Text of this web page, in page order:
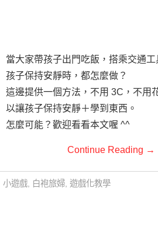
當大家帶孩子出門吃飯，搭乘交通
孩子保持安靜時，都怎麼做？
這邊提供一個方法，不用 3C，不用
以讓孩子保持安靜＋學到東西。
怎麼可能？歡迎看看本文喔 ^^
Continue Reading →
小遊戲, 白袍旅婦, 遊戲化教學